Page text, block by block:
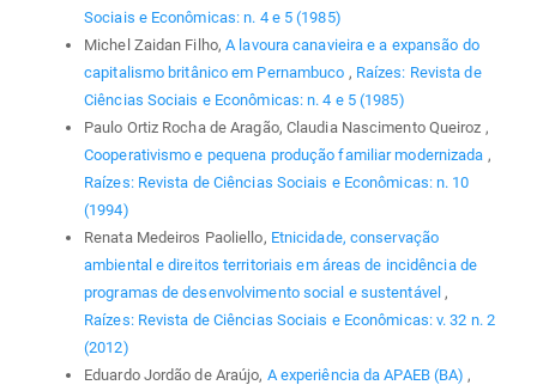
Sociais e Econômicas: n. 4 e 5 (1985)
Michel Zaidan Filho,A lavoura canavieira e a expansão do
capitalismo britânico em Pernambuco , Raízes: Revista de
Ciências Sociais e Econômicas: n. 4 e 5 (1985)
Paulo Ortiz Rocha de Aragão, Claudia Nascimento Queiroz ,
Cooperativismo e pequena produção familiar modernizada ,
Raízes: Revista de Ciências Sociais e Econômicas: n. 10
(1994)
Renata Medeiros Paoliello, Etnicidade, conservação
ambiental e direitos territoriais em áreas de incidência de
programas de desenvolvimento social e sustentável ,
Raízes: Revista de Ciências Sociais e Econômicas: v. 32 n. 2
(2012)
Eduardo Jordão de Araújo, A experiência da APAEB (BA) ,